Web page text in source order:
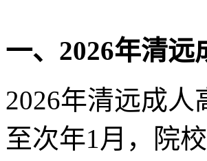
一、2026年清
2026年清远成
至次年1月，院